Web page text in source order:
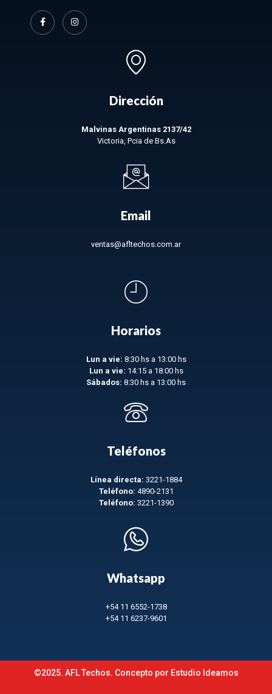
Dirección
Malvinas Argentinas 2137/42
Victoria, Pcia de Bs.As
Email
ventas@afltechos.com.ar
Horarios
Lun a vie: 8:30 hs a 13:00 hs
Lun a vie: 14:15 a 18:00 hs
Sábados: 8:30 hs a 13:00 hs
Teléfonos
Línea directa: 3221-1884
Teléfono: 4890-2131
Teléfono: 3221-1390
Whatsapp
+54 11 6552-1738
+54 11 6237-9601
©2025. AFL Techos. Concepto por Estudio Ideamos